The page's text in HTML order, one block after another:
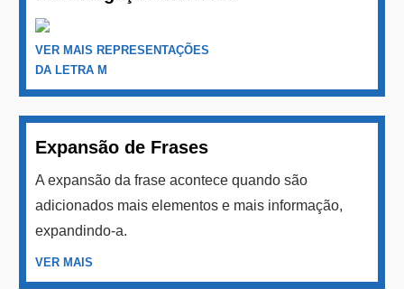
VER MAIS REPRESENTAÇÕES
DA LETRA M
Expansão de Frases
A expansão da frase acontece quando são
adicionados mais elementos e mais informação,
expandindo-a.
VER MAIS